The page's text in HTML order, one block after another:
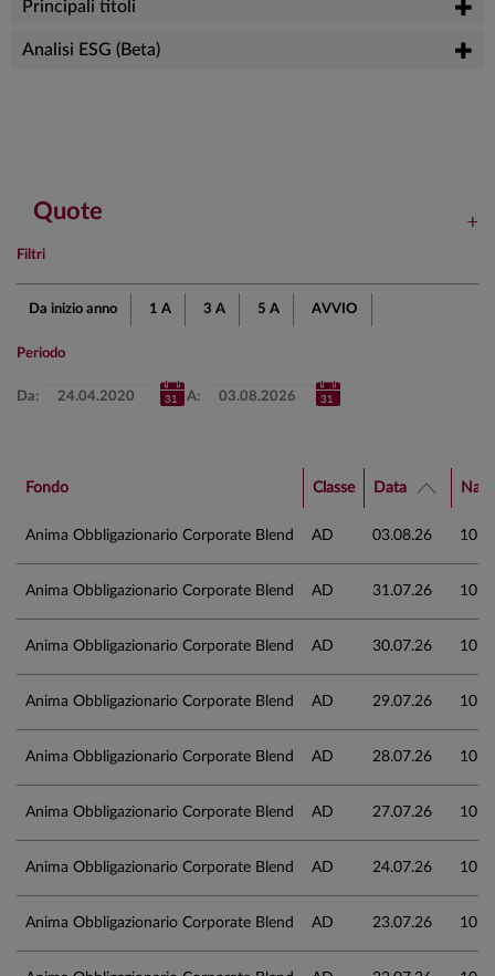
Principali titoli
Analisi ESG (Beta)
Quote
Filtri
Da inizio anno 1 A 3 A 5 A AVVIO
Periodo
Da: A:
Fondo Classe Data Nav
Anima Obbligazionario Corporate Blend AD 03.08.26
Anima Obbligazionario Corporate Blend AD 31.07.26
Anima Obbligazionario Corporate Blend AD 30.07.26
Anima Obbligazionario Corporate Blend AD 29.07.26
Anima Obbligazionario Corporate Blend AD 28.07.26
Anima Obbligazionario Corporate Blend AD 27.07.26
Anima Obbligazionario Corporate Blend AD 24.07.26
Anima Obbligazionario Corporate Blend AD 23.07.26